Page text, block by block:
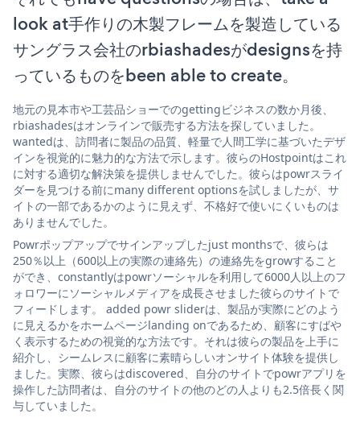
look at手作りの木製フレームを製造している
サングラス会社のrbiashadesがdesignsを持
っているものをbeen able to create。
地元の見本市や工芸品ショーでのgettingビジネスの数か月後、
rbiashadesはオンラインで販売する方法を探していました。
wantedは、訪問者に製品の品質、軽量で人間工学に基づいたデザ
インを視覚的に魅力的な方法で示します。彼らのHostpointはこれ
に対する適切な解決策を提供しませんでした。彼らはpowrスライ
ダーを見つける前にmany different optionsを試しましたが、サ
イトの一部であるかのように見えず、不格好で使いにくいものは
ありませんでした。
Powrポップアップでサインアップしたjust monthsで、彼らは
250％以上（600以上の実際の連絡先）の連絡先をgrowすること
ができ、constantlyはpowrソーシャルを利用して6000人以上のフ
ォロワーにソーシャルメディアを成長させました彼らのサイトで
フィードします。 added powr sliderは、製品が実際にどのよう
に見えるかをホームページlanding onであるため、顧客にすばや
く表示するための視覚的な方法です。それは彼らの製品を上手に
紹介し、シームレスに顧客に素晴らしいオンサイト体験を提供し
ました。実際、彼らはdiscovered、自分のサイトでpowrアプリを
操作した訪問者は、自分のサイトの他のどの人よりも2.5倍長く関
与していました。